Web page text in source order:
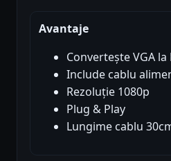
Avantaje
Convertește VGA
Include cablu
Rezoluție 1080p
Plug & Play
Lungime cablu